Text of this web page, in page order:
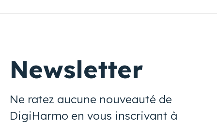
Newsletter
Ne ratez aucune nouveauté de
DigiHarmo en vous inscrivant à